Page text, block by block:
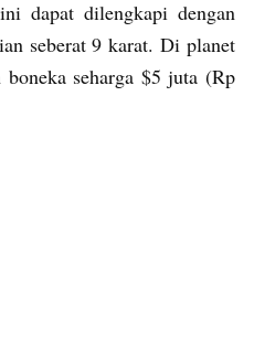
dapat dilengkapi dengan
seberat 9 karat. Di planet
seharga $5 juta (Rp